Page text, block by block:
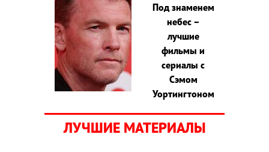
Под знаменем
небес –
лучшие
фильмы и
сериалы с
Сэмом
Уортингтоном
ЛУЧШИЕ МАТЕРИАЛЫ